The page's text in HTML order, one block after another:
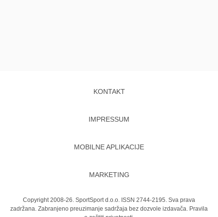
KONTAKT
IMPRESSUM
MOBILNE APLIKACIJE
MARKETING
Copyright 2008-26. SportSport d.o.o. ISSN 2744-2195. Sva prava
zadržana. Zabranjeno preuzimanje sadržaja bez dozvole izdavača. Pravila